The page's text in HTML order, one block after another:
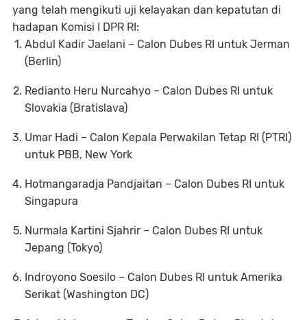
yang telah mengikuti uji kelayakan dan kepatutan di
hadapan Komisi I DPR RI:
Abdul Kadir Jaelani – Calon Dubes RI untuk Jerman
(Berlin)
Redianto Heru Nurcahyo – Calon Dubes RI untuk
Slovakia (Bratislava)
Umar Hadi – Calon Kepala Perwakilan Tetap RI (PTRI)
untuk PBB, New York
Hotmangaradja Pandjaitan – Calon Dubes RI untuk
Singapura
Nurmala Kartini Sjahrir – Calon Dubes RI untuk
Jepang (Tokyo)
Indroyono Soesilo – Calon Dubes RI untuk Amerika
Serikat (Washington DC)